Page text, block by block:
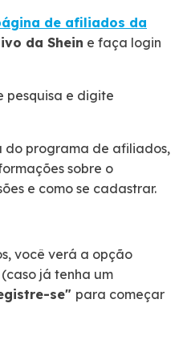
de afiliados da
da Shein e faça login
pesquisa e digite
do programa de afiliados,
sobre o
e como se cadastrar.
você verá a opção
já tenha um
se" para começar